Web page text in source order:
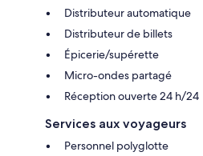
Distributeur automatique
Distributeur de billets
Épicerie/supérette
Micro-ondes partagé
Réception ouverte 24 h/24
Services aux voyageurs
Personnel polyglotte